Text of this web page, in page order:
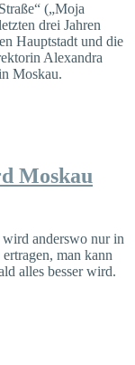
(„Moja
drei Jahren
Hauptstadt und die
Alexandra
Moskau.
Moskau
anderswo nur in
man kann
alles besser wird.